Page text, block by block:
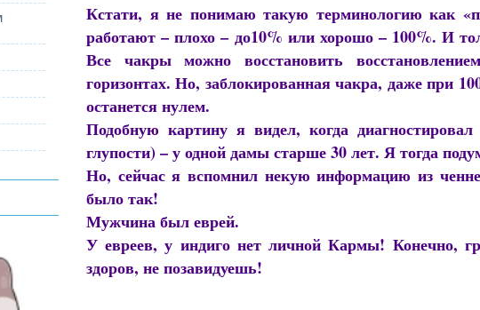
Кстати, я не понимаю такую терминологию как
работают – плохо – до10% или хорошо – 100%. И
Все чакры можно восстановить
горизонтах. Но, заблокированная чакра, даже при
останется нулем.
Подобную картину я видел, когда
глупости) – у одной дамы старше 30 лет. Я тогда
Но, сейчас я вспомнил некую информацию из
было так!
Мужчина был еврей.
У евреев, у индиго нет личной Кармы! Конечно,
здоров, не позавидуешь!